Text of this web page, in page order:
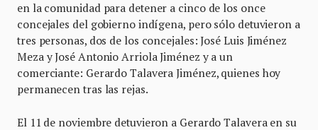
en la comunidad para detener a cinco de los once
concejales del gobierno indígena, pero sólo detuvieron a
tres personas, dos de los concejales: José Luis Jiménez
Meza y José Antonio Arriola Jiménez y a un
comerciante: Gerardo Talavera Jiménez, quienes hoy
permanecen tras las rejas.
El 11 de noviembre detuvieron a Gerardo Talavera en su